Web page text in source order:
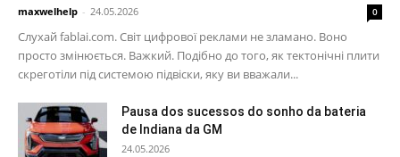
maxwelhelp - 24.05.2026 0
Слухай fablai.com. Світ цифрової реклами не зламано. Воно
просто змінюється. Важкий. Подібно до того, як тектонічні плити
скреготіли під системою підвіски, яку ви вважали...
Pausa dos sucessos do sonho da bateria
de Indiana da GM
24.05.2026